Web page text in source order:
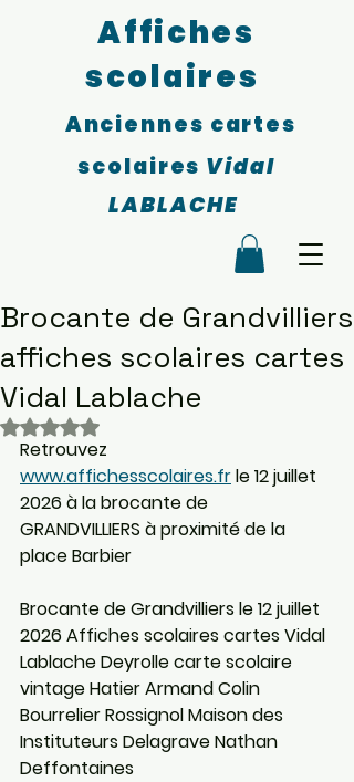
Affiches
scolaires
Anciennes cartes
scolaires Vidal
LABLACHE
Brocante de Grandvilliers
affiches scolaires cartes
Vidal Lablache
Noté NaN étoiles sur 5.
Retrouvez
www.affichesscolaires.fr le 12 juillet
2026 à la brocante de
GRANDVILLIERS à proximité de la
place Barbier
Brocante de Grandvilliers le 12 juillet
2026 Affiches scolaires cartes Vidal
Lablache Deyrolle carte scolaire
vintage Hatier Armand Colin
Bourrelier Rossignol Maison des
Instituteurs Delagrave Nathan
Deffontaines